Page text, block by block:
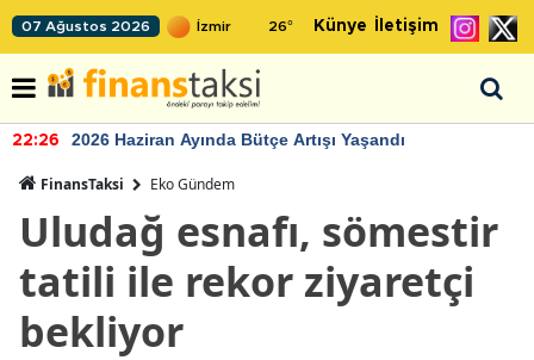
07 Ağustos 2026 26° Künye İletişim
22:26 2026 Haziran Ayında Bütçe Artışı Yaşandı
FinansTaksi Eko Gündem
Uludağ esnafı, sömestir
tatili ile rekor ziyaretçi
bekliyor